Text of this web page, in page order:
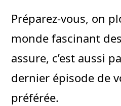
Préparez-vous, on
monde fascinant
assure, c’est aussi
dernier épisode de
préférée.